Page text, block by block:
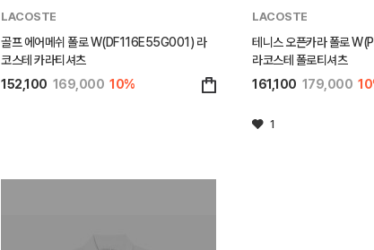
LACOSTE
골프 에어메쉬 폴로 W(DF116E55G001) 라
코스테 카라티셔츠
152,100 169,000 10%
LACOSTE
테니스 오픈카라 폴로
라코스테 폴로티셔츠
161,100 179,000
1